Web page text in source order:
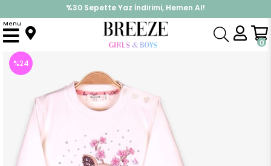
%30 Sepette Yaz İndirimi, Hemen Al!
İndirimlere ek %10 İndirimi Kap, Hemen Üye Ol!
0
Menu
Anasayfa Takımlar Eşofman Takımı Kız Bebek Eşofman Takımı Geyik Baskılı Ekru (1.5 Yaş)
%24